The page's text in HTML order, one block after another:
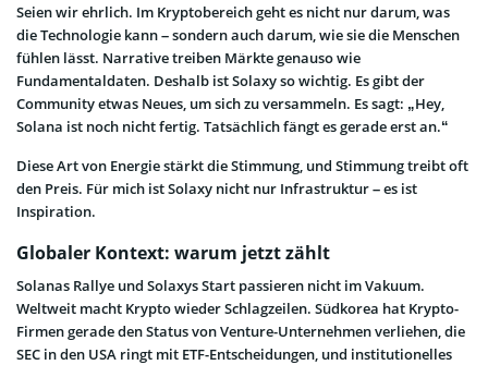
Seien wir ehrlich. Im Kryptobereich geht es nicht nur darum, was
die Technologie kann – sondern auch darum, wie sie die Menschen
fühlen lässt. Narrative treiben Märkte genauso wie
Fundamentaldaten. Deshalb ist Solaxy so wichtig. Es gibt der
Community etwas Neues, um sich zu versammeln. Es sagt: „Hey,
Solana ist noch nicht fertig. Tatsächlich fängt es gerade erst an.“
Diese Art von Energie stärkt die Stimmung, und Stimmung treibt oft
den Preis. Für mich ist Solaxy nicht nur Infrastruktur – es ist
Inspiration.
Globaler Kontext: warum jetzt zählt
Solanas Rallye und Solaxys Start passieren nicht im Vakuum.
Weltweit macht Krypto wieder Schlagzeilen. Südkorea hat Krypto-
Firmen gerade den Status von Venture-Unternehmen verliehen, die
SEC in den USA ringt mit ETF-Entscheidungen, und institutionelles